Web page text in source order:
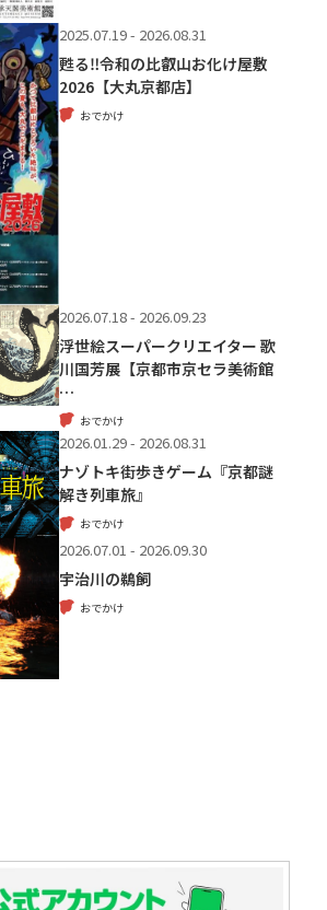
2025.07.19 - 2026.08.31
甦る‼令和の比叡山お化け屋敷
2026【大丸京都店】
おでかけ
2026.07.18 - 2026.09.23
浮世絵スーパークリエイター 歌
川国芳展【京都市京セラ美術館
…
おでかけ
2026.01.29 - 2026.08.31
ナゾトキ街歩きゲーム『京都謎
解き列車旅』
おでかけ
2026.07.01 - 2026.09.30
宇治川の鵜飼
おでかけ